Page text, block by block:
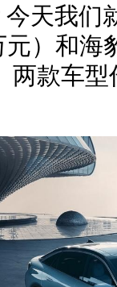
天我们
元）和
两款车